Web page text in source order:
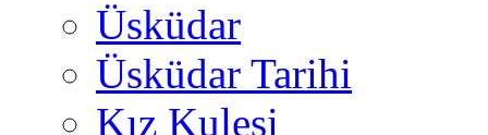
Üsküdar
Üsküdar Tarihi
Kız Kulesi